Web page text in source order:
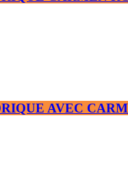
AVEC